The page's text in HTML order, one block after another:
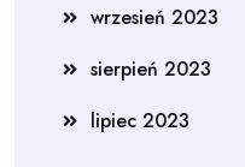
wrzesień 2023
sierpień 2023
lipiec 2023